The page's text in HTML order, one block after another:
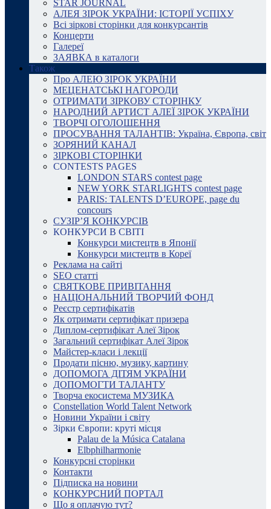
STAR JOURNAL
АЛЕЯ ЗІРОК УКРАЇНИ: ІСТОРІЇ УСПІХУ
Всі зіркові сторінки для конкурсантів
Концерти
Галереї
ЗАЯВКА в каталоги
Також
Про АЛЕЮ ЗІРОК УКРАЇНИ
МЕЦЕНАТСЬКІ НАГОРОДИ
ОТРИМАТИ ЗІРКОВУ СТОРІНКУ
НАРОДНИЙ АРТИСТ АЛЕЇ ЗІРОК УКРАЇНИ
ТВОРЧІ ОГОЛОШЕННЯ
ПРОСУВАННЯ ТАЛАНТІВ: Україна, Європа, світ
ЗОРЯНИЙ КАНАЛ
ЗІРКОВІ СТОРІНКИ
CONTESTS PAGES
LONDON STARS contest page
NEW YORK STARLIGHTS contest page
PARIS: TALENTS D’EUROPE, page du
concours
СУЗІР’Я КОНКУРСІВ
КОНКУРСИ В СВІТІ
Конкурси мистецтв в Японії
Конкурси мистецтв в Кореї
Реклама на сайті
SEO статті
СВЯТКОВЕ ПРИВІТАННЯ
НАЦІОНАЛЬНИЙ ТВОРЧИЙ ФОНД
Реєстр сертифікатів
Як отримати сертифікат призера
Диплом-сертифікат Алеї Зірок
Загальний сертифікат Алеї Зірок
Майстер-класи і лекції
Продати пісню, музику, картину
ДОПОМОГА ДІТЯМ УКРАЇНИ
ДОПОМОГТИ ТАЛАНТУ
Творча екосистема МУЗИКА
Constellation World Talent Network
Новини України і світу
Зірки Європи: круті місця
Palau de la Música Catalana
Elbphilharmonie
Конкурсні сторінки
Контакти
Підписка на новини
КОНКУРСНИЙ ПОРТАЛ
Що я оплачую тут?